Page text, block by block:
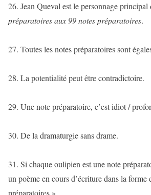
26. Jean Queval est le personnage principal
préparatoires aux 99 notes préparatoires.
27. Toutes les notes préparatoires sont
28. La potentialité peut être contradictoire.
29. Une note préparatoire, c’est idiot /
30. De la dramaturgie sans drame.
31. Si chaque oulipien est une note
un poème en cours d’écriture dans la forme
préparatoires ».